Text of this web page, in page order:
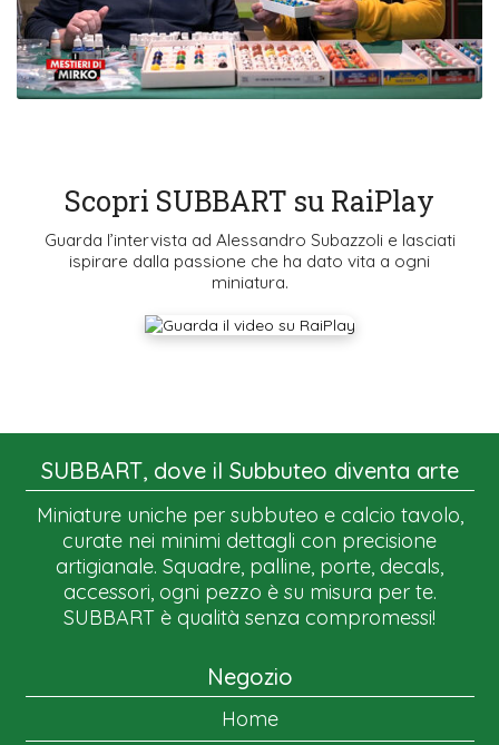
Scopri SUBBART su RaiPlay
Guarda l’intervista ad Alessandro Subazzoli e lasciati
ispirare dalla passione che ha dato vita a ogni
miniatura.
SUBBART, dove il Subbuteo diventa arte
Miniature uniche per subbuteo e calcio tavolo,
curate nei minimi dettagli con precisione
artigianale. Squadre, palline, porte, decals,
accessori, ogni pezzo è su misura per te.
SUBBART è qualità senza compromessi!
Negozio
Home